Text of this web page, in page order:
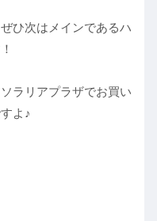
ひ次はメインであるハ
ラリアプラザでお買い
よ♪